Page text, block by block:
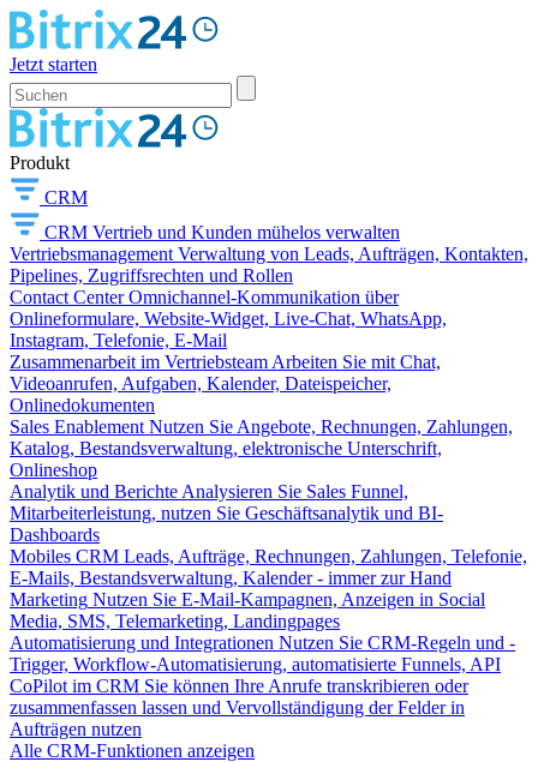
Jetzt starten
Produkt
CRM
CRM Vertrieb und Kunden mühelos verwalten
Vertriebsmanagement Verwaltung von Leads, Aufträgen, Kontakten,
Pipelines, Zugriffsrechten und Rollen
Contact Center Omnichannel-Kommunikation über
Onlineformulare, Website-Widget, Live-Chat, WhatsApp,
Instagram, Telefonie, E-Mail
Zusammenarbeit im Vertriebsteam Arbeiten Sie mit Chat,
Videoanrufen, Aufgaben, Kalender, Dateispeicher,
Onlinedokumenten
Sales Enablement Nutzen Sie Angebote, Rechnungen, Zahlungen,
Katalog, Bestandsverwaltung, elektronische Unterschrift,
Onlineshop
Analytik und Berichte Analysieren Sie Sales Funnel,
Mitarbeiterleistung, nutzen Sie Geschäftsanalytik und BI-
Dashboards
Mobiles CRM Leads, Aufträge, Rechnungen, Zahlungen, Telefonie,
E-Mails, Bestandsverwaltung, Kalender - immer zur Hand
Marketing Nutzen Sie E-Mail-Kampagnen, Anzeigen in Social
Media, SMS, Telemarketing, Landingpages
Automatisierung und Integrationen Nutzen Sie CRM-Regeln und -
Trigger, Workflow-Automatisierung, automatisierte Funnels, API
CoPilot im CRM Sie können Ihre Anrufe transkribieren oder
zusammenfassen lassen und Vervollständigung der Felder in
Aufträgen nutzen
Alle CRM-Funktionen anzeigen